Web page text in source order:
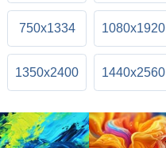
750x1334 1080x1920
1350x2400 1440x2560